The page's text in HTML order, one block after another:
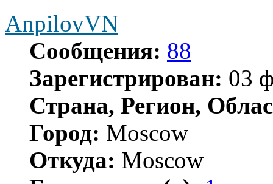
AnpilovVN
Сообщения: 88
Зарегистрирован: 03
Страна, Регион,
Город: Moscow
Откуда: Moscow